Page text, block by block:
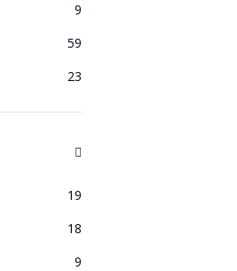
9
59
23
19
18
9